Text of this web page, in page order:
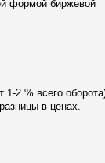
формой биржевой
1-2 % всего
в ценах.